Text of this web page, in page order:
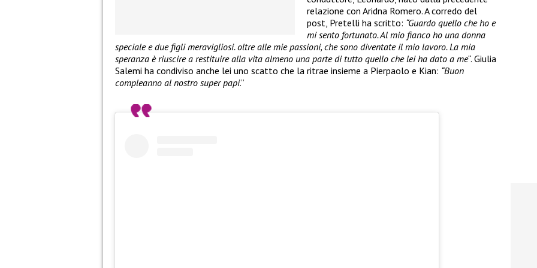
relazione con Aridna Romero. A corredo del
post, Pretelli ha scritto: “Guardo quello che ho e
mi sento fortunato. Al mio fianco ho una donna
speciale e due figli meravigliosi. oltre alle mie passioni, che sono diventate il mio lavoro. La mia
speranza è riuscire a restituire alla vita almeno una parte di tutto quello che lei ha dato a me“. Giulia
Salemi ha condiviso anche lei uno scatto che la ritrae insieme a Pierpaolo e Kian: “Buon
compleanno al nostro super papi.”